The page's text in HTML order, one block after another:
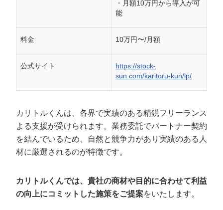
・月額10万円から導入が可
能
料金 10万円〜/月額
公式サイト
https://stock-
sun.com/karitoru-kun/lp/
カリトルくんは、各界で実績のある精鋭フリーランス
よる支援が受けられます。業務委託でパートナー契約
を結んでいるため、自然と競争力があり実績のある人
材に厳選されるのが特徴です。
カリトルくんでは、貴社の商材や目的に合わせて利益
の向上にコミットした施策をご提案をいたします。